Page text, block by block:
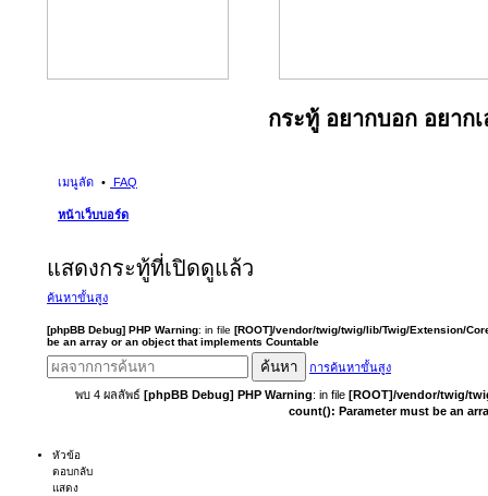
กระทู้ อยากบอก อยากเ
เมนูลัด FAQ
หน้าเว็บบอร์ด
แสดงกระทู้ที่เปิดดูแล้ว
ค้นหาขั้นสูง
[phpBB Debug] PHP Warning: in file [ROOT]/vendor/twig/twig/lib/Twig/Extension/
be an array or an object that implements Countable
ค้นหา การค้นหาขั้นสูง
พบ 4 ผลลัพธ์ [phpBB Debug] PHP Warning: in file [ROOT]/vendor/twig/
count(): Parameter must be an
หัวข้อ
ตอบกลับ
แสดง